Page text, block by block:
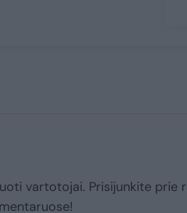
vartotojai. Prisijunkite prie